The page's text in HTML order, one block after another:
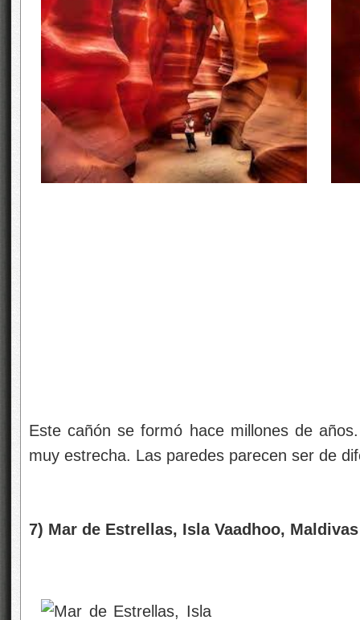
Este cañón se formó hace millones de
muy estrecha. Las paredes parecen ser de
7) Mar de Estrellas, Isla Vaadhoo, Maldivas